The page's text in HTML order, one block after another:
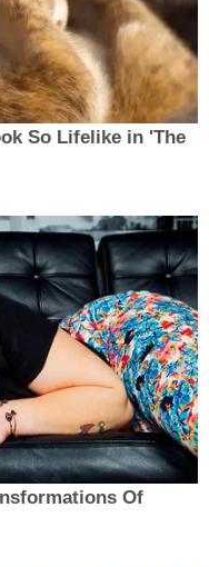
So Lifelike in 'The
Of